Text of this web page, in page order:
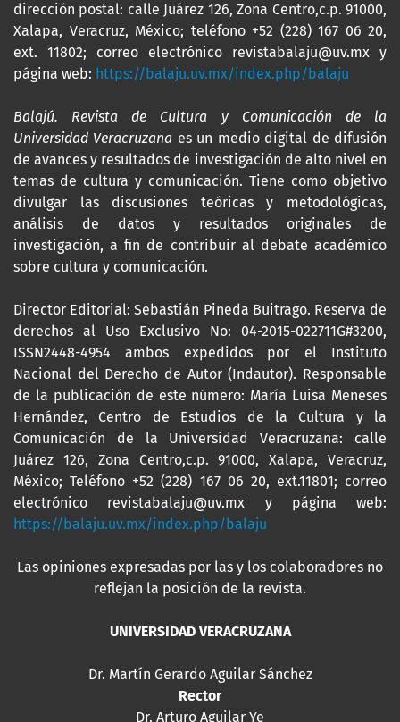
dirección postal: calle Juárez 126, Zona Centro,c.p. 91000,
Xalapa, Veracruz, México; teléfono +52 (228) 167 06 20,
ext. 11802; correo electrónico revistabalaju@uv.mx y
página web: https://balaju.uv.mx/index.php/balaju
Balajú. Revista de Cultura y Comunicación de la
Universidad Veracruzana es un medio digital de difusión
de avances y resultados de investigación de alto nivel en
temas de cultura y comunicación. Tiene como objetivo
divulgar las discusiones teóricas y metodológicas,
análisis de datos y resultados originales de
investigación, a fin de contribuir al debate académico
sobre cultura y comunicación.
Director Editorial: Sebastián Pineda Buitrago. Reserva de
derechos al Uso Exclusivo No: 04-2015-022711G#3200,
ISSN2448-4954 ambos expedidos por el Instituto
Nacional del Derecho de Autor (Indautor). Responsable
de la publicación de este número: María Luisa Meneses
Hernández, Centro de Estudios de la Cultura y la
Comunicación de la Universidad Veracruzana: calle
Juárez 126, Zona Centro,c.p. 91000, Xalapa, Veracruz,
México; Teléfono +52 (228) 167 06 20, ext.11801; correo
electrónico revistabalaju@uv.mx y página web:
https://balaju.uv.mx/index.php/balaju
Las opiniones expresadas por las y los colaboradores no
reflejan la posición de la revista.
UNIVERSIDAD VERACRUZANA
Dr. Martín Gerardo Aguilar Sánchez
Rector
Dr. Arturo Aguilar Ye